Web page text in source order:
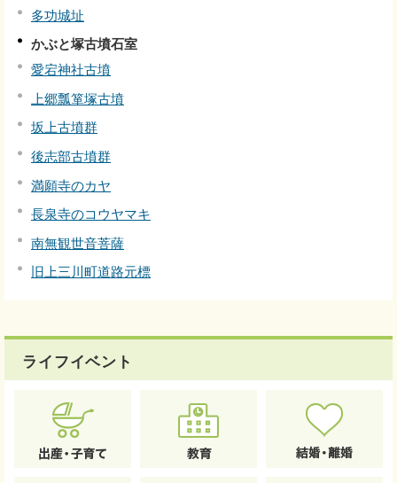
多功城址
かぶと塚古墳石室
愛宕神社古墳
上郷瓢箪塚古墳
坂上古墳群
後志部古墳群
満願寺のカヤ
長泉寺のコウヤマキ
南無観世音菩薩
旧上三川町道路元標
ライフイベント